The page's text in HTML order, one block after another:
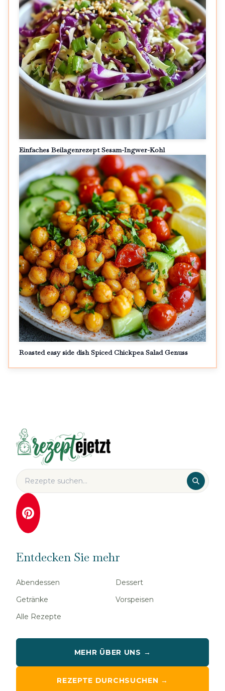
Einfaches Beilagenrezept Sesam-Ingwer-Kohl
Roasted easy side dish Spiced Chickpea Salad Genuss
Entdecken Sie mehr
Abendessen
Dessert
Getränke
Vorspeisen
Alle Rezepte
MEHR ÜBER UNS →
REZEPTE DURCHSUCHEN →